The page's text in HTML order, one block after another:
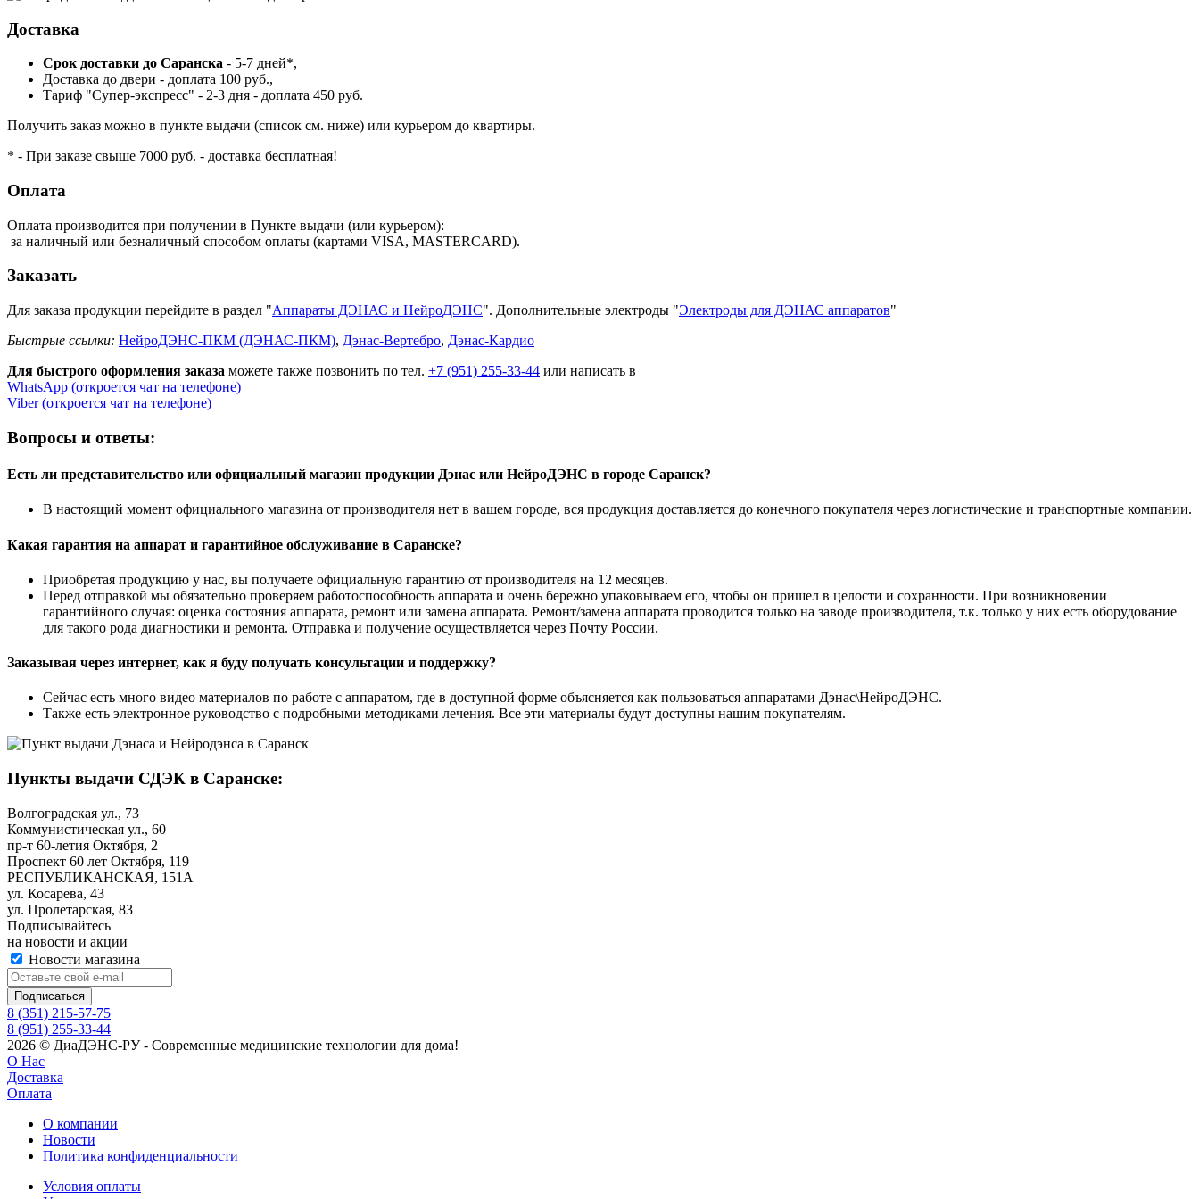
Доставка
Cрок доставки до Саранска - 5-7 дней*,
Доставка до двери - доплата 100 руб.,
Тариф "Супер-экспресс" - 2-3 дня - доплата 450 руб.
Получить заказ можно в пункте выдачи (список см. ниже) или курьером до квартиры.
* - При заказе свыше 7000 руб. - доставка бесплатная!
Оплата
Оплата производится при получении в Пункте выдачи (или курьером):
за наличный или безналичный способом оплаты (картами VISA, MASTERCARD).
Заказать
Для заказа продукции перейдите в раздел "Аппараты ДЭНАС и НейроДЭНС". Дополнительные электроды "Электроды для ДЭНАС аппаратов"
Быстрые ссылки: НейроДЭНС-ПКМ (ДЭНАС-ПКМ), Дэнас-Вертебро, Дэнас-Кардио
Для быстрого оформления заказа можете также позвонить по тел. +7 (951) 255-33-44 или написать в
WhatsApp (откроется чат на телефоне)
Viber (откроется чат на телефоне)
Вопросы и ответы:
Есть ли представительство или официальный магазин продукции Дэнас или НейроДЭНС в городе Саранск?
В настоящий момент официального магазина от производителя нет в вашем городе, вся продукция доставляется до конечного покупателя через логистические и транспортные компании.
Какая гарантия на аппарат и гарантийное обслуживание в Саранске?
Приобретая продукцию у нас, вы получаете официальную гарантию от производителя на 12 месяцев.
Перед отправкой мы обязательно проверяем работоспособность аппарата и очень бережно упаковываем его, чтобы он пришел в целости и сохранности. При возникновении
гарантийного случая: оценка состояния аппарата, ремонт или замена аппарата. Ремонт/замена аппарата проводится только на заводе производителя, т.к. только у них есть оборудование
для такого рода диагностики и ремонта. Отправка и получение осуществляется через Почту России.
Заказывая через интернет, как я буду получать консультации и поддержку?
Сейчас есть много видео материалов по работе с аппаратом, где в доступной форме объясняется как пользоваться аппаратами Дэнас\НейроДЭНС.
Также есть электронное руководство с подробными методиками лечения. Все эти материалы будут доступны нашим покупателям.
Пункты выдачи СДЭК в Саранске:
Волгоградская ул., 73
Коммунистическая ул., 60
пр-т 60-летия Октября, 2
Проспект 60 лет Октября, 119
РЕСПУБЛИКАНСКАЯ, 151А
ул. Косарева, 43
ул. Пролетарская, 83
Подписывайтесь
на новости и акции
Новости магазина
8 (351) 215-57-75
8 (951) 255-33-44
2026 © ДиаДЭНС-РУ - Современные медицинские технологии для дома!
О Нас
Доставка
Оплата
О компании
Новости
Политика конфиденциальности
Условия оплаты